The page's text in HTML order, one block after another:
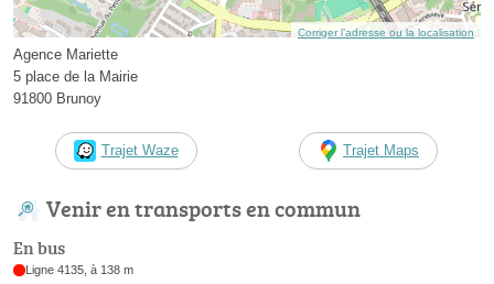
Corriger l’adresse ou la localisation
Agence Mariette
5 place de la Mairie
91800 Brunoy
Trajet Waze Trajet Maps
Venir en transports en commun
En bus
Ligne 4135, à 138 m